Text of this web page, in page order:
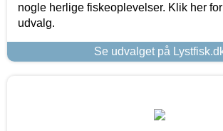
nogle herlige fiskeoplevelser. Klik her
udvalg.
Se udvalget på